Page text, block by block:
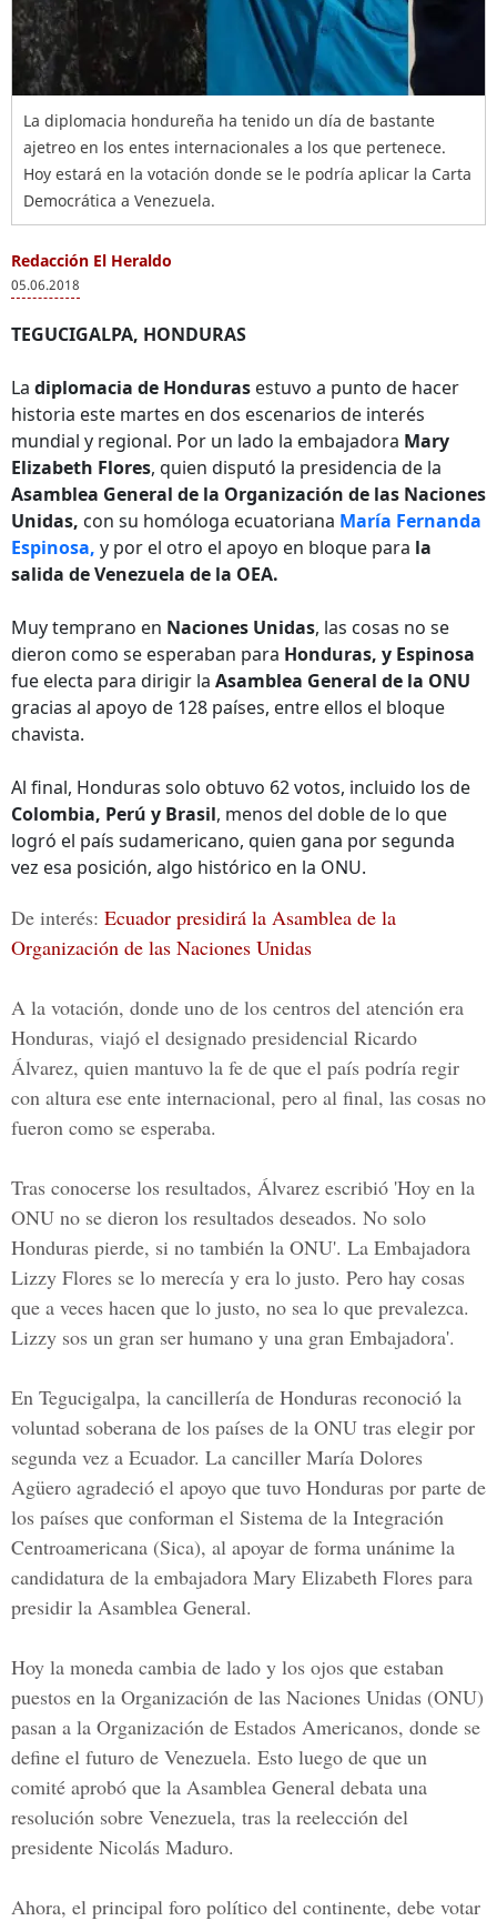
La diplomacia hondureña ha tenido un día de bastante
ajetreo en los entes internacionales a los que pertenece.
Hoy estará en la votación donde se le podría aplicar la Carta
Democrática a Venezuela.
Redacción El Heraldo
05.06.2018
TEGUCIGALPA, HONDURAS
La diplomacia de Honduras estuvo a punto de hacer
historia este martes en dos escenarios de interés
mundial y regional. Por un lado la embajadora Mary
Elizabeth Flores, quien disputó la presidencia de la
Asamblea General de la Organización de las Naciones
Unidas, con su homóloga ecuatoriana María Fernanda
Espinosa, y por el otro el apoyo en bloque para la
salida de Venezuela de la OEA.
Muy temprano en Naciones Unidas, las cosas no se
dieron como se esperaban para Honduras, y Espinosa
fue electa para dirigir la Asamblea General de la ONU
gracias al apoyo de 128 países, entre ellos el bloque
chavista.
Al final, Honduras solo obtuvo 62 votos, incluido los de
Colombia, Perú y Brasil, menos del doble de lo que
logró el país sudamericano, quien gana por segunda
vez esa posición, algo histórico en la ONU.
De interés: Ecuador presidirá la Asamblea de la
Organización de las Naciones Unidas
A la votación, donde uno de los centros del atención era
Honduras, viajó el designado presidencial Ricardo
Álvarez, quien mantuvo la fe de que el país podría regir
con altura ese ente internacional, pero al final, las cosas no
fueron como se esperaba.
Tras conocerse los resultados, Álvarez escribió 'Hoy en la
ONU no se dieron los resultados deseados. No solo
Honduras pierde, si no también la ONU'. La Embajadora
Lizzy Flores se lo merecía y era lo justo. Pero hay cosas
que a veces hacen que lo justo, no sea lo que prevalezca.
Lizzy sos un gran ser humano y una gran Embajadora'.
En Tegucigalpa, la cancillería de Honduras reconoció la
voluntad soberana de los países de la ONU tras elegir por
segunda vez a Ecuador. La canciller María Dolores
Agüero agradeció el apoyo que tuvo Honduras por parte de
los países que conforman el Sistema de la Integración
Centroamericana (Sica), al apoyar de forma unánime la
candidatura de la embajadora Mary Elizabeth Flores para
presidir la Asamblea General.
Hoy la moneda cambia de lado y los ojos que estaban
puestos en la Organización de las Naciones Unidas (ONU)
pasan a la Organización de Estados Americanos, donde se
define el futuro de Venezuela. Esto luego de que un
comité aprobó que la Asamblea General debata una
resolución sobre Venezuela, tras la reelección del
presidente Nicolás Maduro.
Ahora, el principal foro político del continente, debe votar